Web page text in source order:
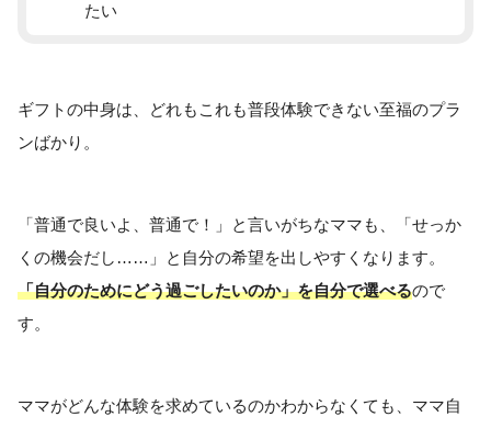
たい
ギフトの中身は、どれもこれも普段体験できない至福のプラ
ンばかり。
「普通で良いよ、普通で！」と言いがちなママも、「せっか
くの機会だし……」と自分の希望を出しやすくなります。
「自分のためにどう過ごしたいのか」を自分で選べるので
す。
ママがどんな体験を求めているのかわからなくても、ママ自